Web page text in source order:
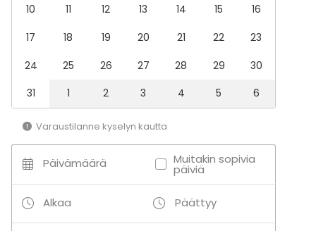
Pikkujoulut
Tilatyypit
Kabinetti
Luokkahuone
Lisätietoa aktiviteeteista
Opistolta voi vuokrata kanootteja, kajakkeja, Fatbike-
pyöriä sekä lumikenkiä.
10
11 12 13 14 15
16
17
18 19 20 21 22
23
24
25 26 27 28 29
30
31
1 2 3 4 5 6
Varaustilanne kyselyn kautta
Päivämäärä Muitakin sopivia
päiviä
Alkaa Päättyy